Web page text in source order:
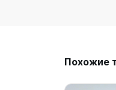
Похожие